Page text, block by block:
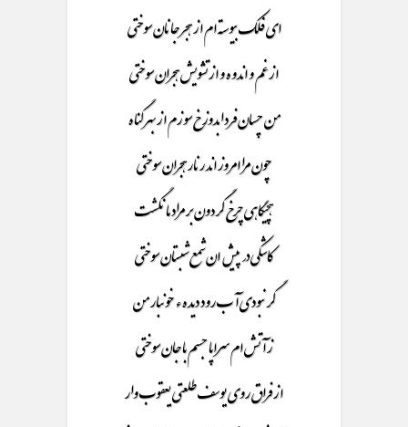
ای فلک بیوسته ام از هجر جانان سوختی
از غم و اندوه و از تشویش هجران سوختی
من چسان فردا بدوزخ سوزم از بهر گناه
چون مرا امروز اند رنار هجران سوختی
هچیگاهی چرخ گردون بر مراد ما نگشت
کاشکی در پیش ان شمع شبستان سوختی
گر نبودی آب رود دیده ء خونبار من
ز آتش ام سراپا جسم با جان سوختی
از فراق روی یوسف طلعتی یعقوب وار